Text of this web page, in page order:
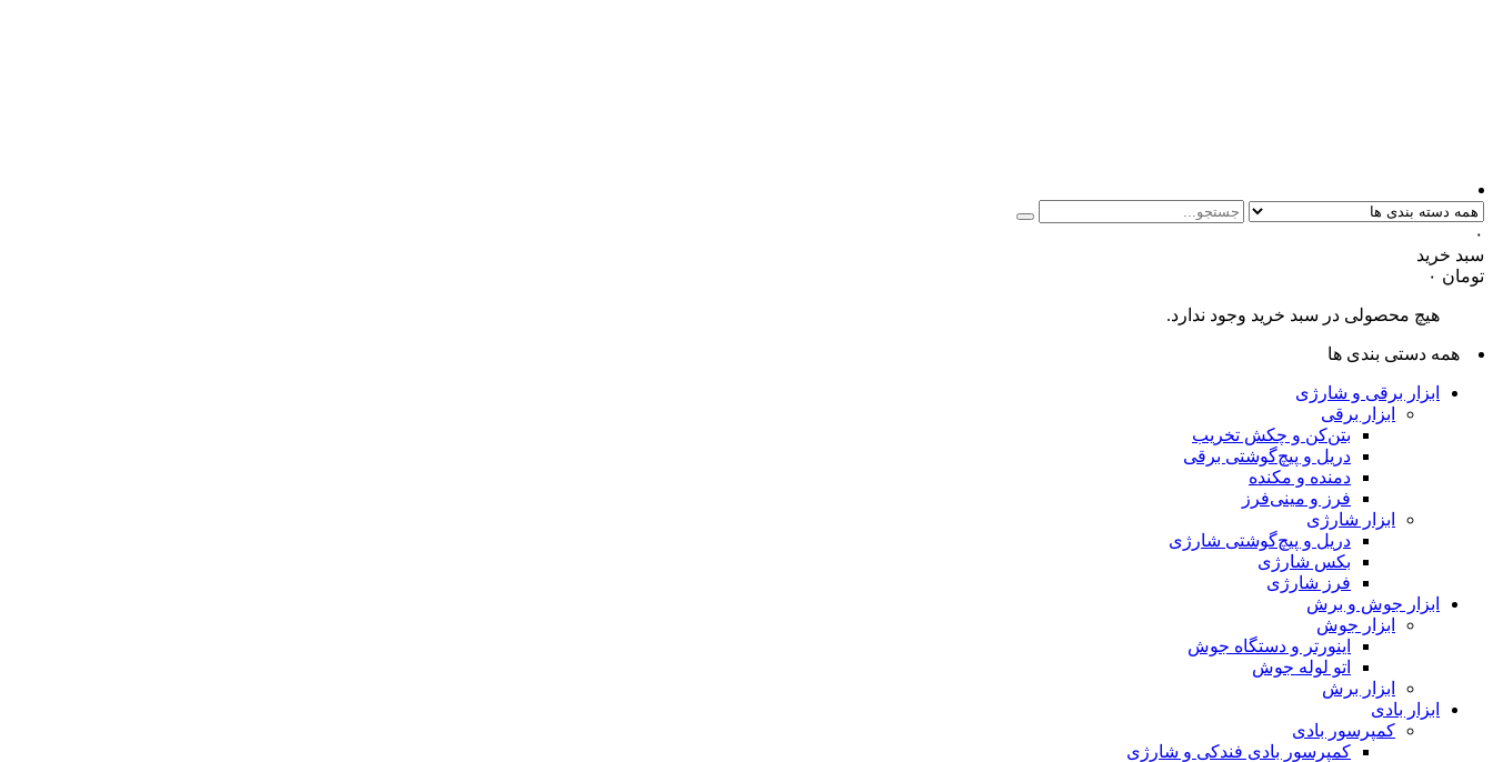
۰
سبد خرید
تومان
هیچ محصولی در سبد خرید وجود ندارد.
همه دستی بندی ها
ابزار برقی و شارژی
ابزار برقی
بتن‌کن و چکش تخریب
دریل و پیچ‌گوشتی برقی
دمنده و مکنده
فرز و مینی‌فرز
ابزار شارژی
دریل و پیچ‌گوشتی شارژی
بکس شارژی
فرز شارژی
ابزار جوش و برش
ابزار جوش
اینورتر و دستگاه جوش
اتو لوله جوش
ابزار برش
ابزار بادی
کمپرسور بادی
کمپرسور بادی فندکی و شارژی